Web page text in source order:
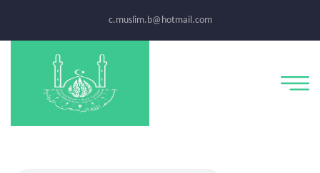
c.muslim.b@hotmail.com